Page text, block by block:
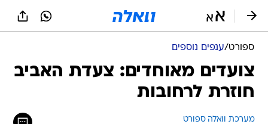
ספורט/ענפים נוספים
צועדים מאוחדים: צעדת האביב
חוזרת לרחובות
מערכת וואלה ספורט